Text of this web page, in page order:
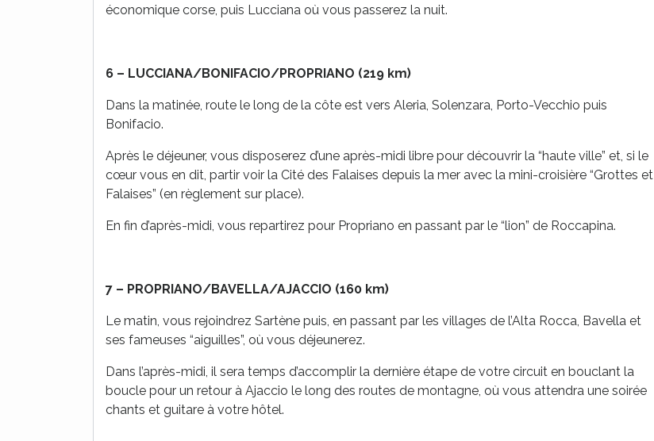
économique corse, puis Lucciana où vous passerez la nuit.
6 – LUCCIANA/BONIFACIO/PROPRIANO (219 km)
Dans la matinée, route le long de la côte est vers Aleria, Solenzara, Porto-Vecchio puis
Bonifacio.
Après le déjeuner, vous disposerez d’une après-midi libre pour découvrir la “haute ville” et, si le
cœur vous en dit, partir voir la Cité des Falaises depuis la mer avec la mini-croisière “Grottes et
Falaises” (en règlement sur place).
En fin d’après-midi, vous repartirez pour Propriano en passant par le “lion” de Roccapina.
7 – PROPRIANO/BAVELLA/AJACCIO (160 km)
Le matin, vous rejoindrez Sartène puis, en passant par les villages de l’Alta Rocca, Bavella et
ses fameuses “aiguilles”, où vous déjeunerez.
Dans l’après-midi, il sera temps d’accomplir la dernière étape de votre circuit en bouclant la
boucle pour un retour à Ajaccio le long des routes de montagne, où vous attendra une soirée
chants et guitare à votre hôtel.